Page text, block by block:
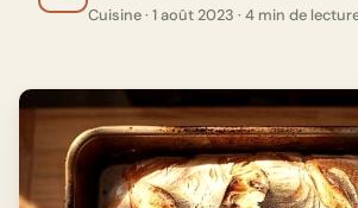
Cuisine · 1 août 2023 · 4 min de